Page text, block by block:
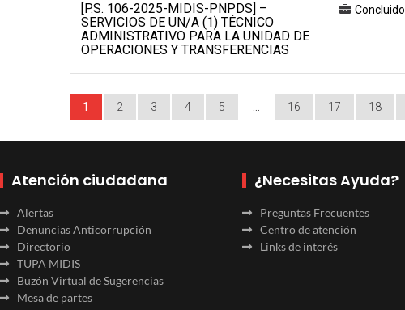
[P.S. 106-2025-MIDIS-PNPDS] –
SERVICIOS DE UN/A (1) TÉCNICO
ADMINISTRATIVO PARA LA UNIDAD DE
OPERACIONES Y TRANSFERENCIAS
Concluido
1 2 3 4 5 16 17 18
Atención ciudadana
Alertas
Denuncias Anticorrupción
Directorio
TUPA MIDIS
Buzón Virtual de Sugerencias
Mesa de partes
¿Necesitas Ayuda?
Preguntas Frecuentes
Centro de atención
Links de interés